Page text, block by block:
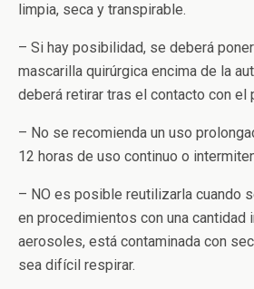
limpia, seca y transpirable.
– Si hay posibilidad, se deberá
mascarilla quirúrgica encima de la
deberá retirar tras el contacto con el
– No se recomienda un uso
12 horas de uso continuo o
– NO es posible reutilizarla cuando
en procedimientos con una cantidad
aerosoles, está contaminada con
sea difícil respirar.